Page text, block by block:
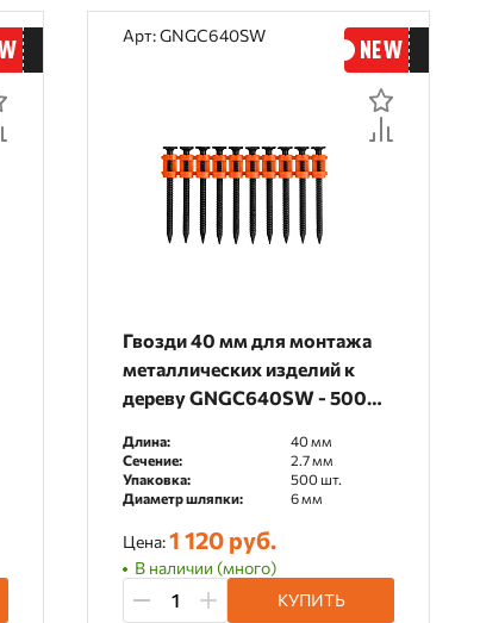
Арт: GNGC640SW
Гвозди 40 мм для монтажа
металлических изделий к
дереву GNGC640SW - 500
Длина:
40 мм
Сечение:
2.7 мм
Упаковка:
500 шт.
Диаметр шляпки:
6 мм
Цена:1 120 руб.
В наличии (много)
КУПИТЬ